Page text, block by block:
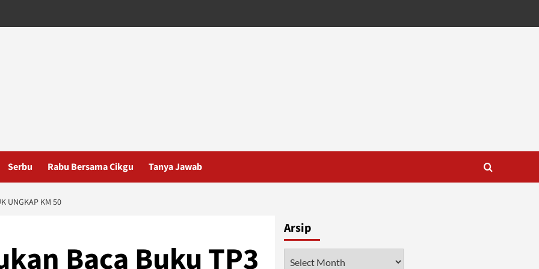
Serbu Rabu Bersama Cikgu Tanya Jawab
UNGKAP KM 50
Baca Buku TP3
Arsip